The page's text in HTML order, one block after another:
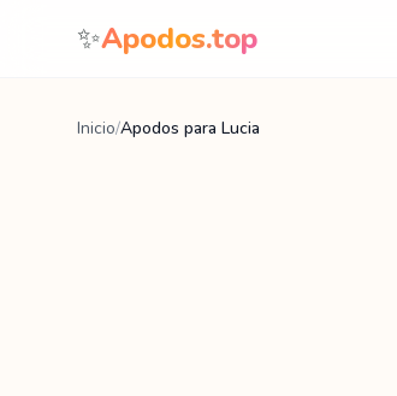
Saltar al contenido
✨Apodos.top
Inicio/Apodos para Lucia